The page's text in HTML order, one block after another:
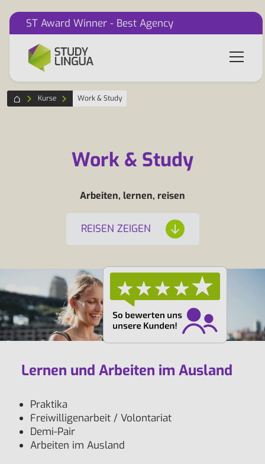
ST Award Winner - Best Agency
Kurse Work & Study
Work & Study
Arbeiten, lernen, reisen
REISEN ZEIGEN
Lernen und Arbeiten im Ausland
Praktika
Freiwilligenarbeit / Volontariat
Demi-Pair
Arbeiten im Ausland